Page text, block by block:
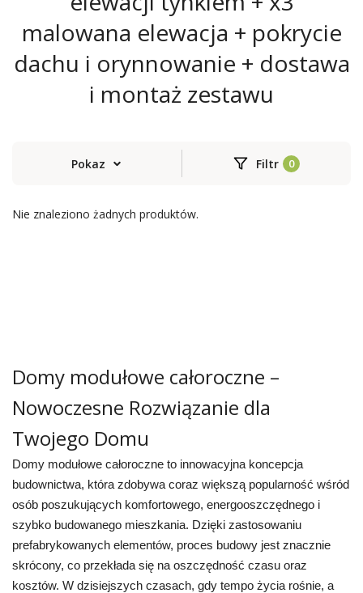
malowana elewacja + pokrycie
dachu i orynnowanie + dostawa
i montaż zestawu
Pokaz Filtr
Nie znaleziono żadnych produktów.
Domy modułowe całoroczne –
Nowoczesne Rozwiązanie dla
Twojego Domu
Domy modułowe całoroczne to innowacyjna koncepcja
budownictwa, która zdobywa coraz większą popularność wśród
osób poszukujących komfortowego, energooszczędnego i
szybko budowanego mieszkania. Dzięki zastosowaniu
prefabrykowanych elementów, proces budowy jest znacznie
skrócony, co przekłada się na oszczędność czasu oraz
kosztów. W dzisiejszych czasach, gdy tempo życia rośnie, a